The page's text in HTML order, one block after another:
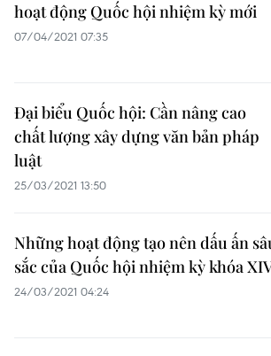
hoạt động Quốc hội nhiệm kỳ mới
07/04/2021 07:35
Đại biểu Quốc hội: Cần nâng cao
chất lượng xây dựng văn bản pháp
luật
25/03/2021 13:50
Những hoạt động tạo nên dấu ấn
sắc của Quốc hội nhiệm kỳ khóa
24/03/2021 04:24